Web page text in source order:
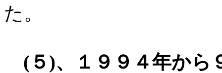
た。
( ５ )、１９９４年から